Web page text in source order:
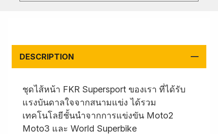
DESCRIPTION
ชุดไส้หน้า FKR Supersport ของเรา ที่ได้รับ
แรงบันดาลใจจากสนามแข่ง ได้รวม
เทคโนโลยีชั้นนำจากการแข่งขัน Moto2
Moto3 และ World Superbike